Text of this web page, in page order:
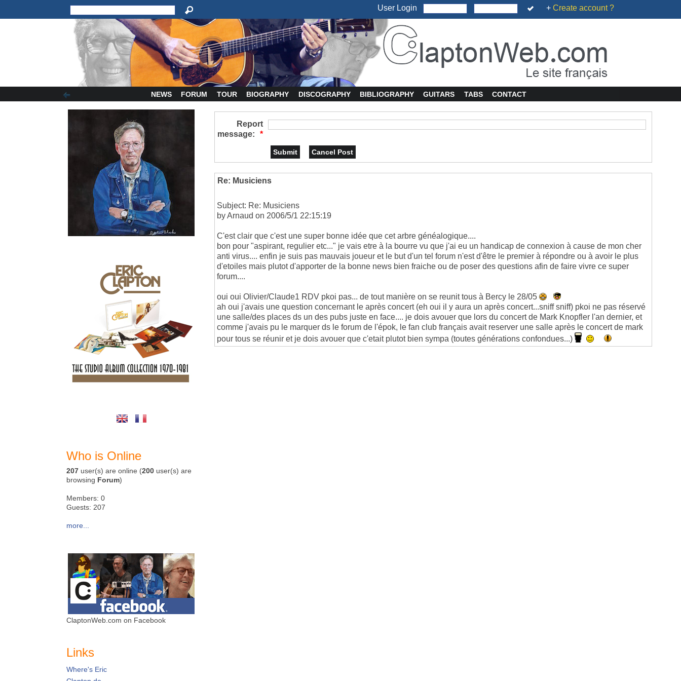
User Login + Create account ?
NEWS FORUM TOUR BIOGRAPHY DISCOGRAPHY BIBLIOGRAPHY GUITARS TABS CONTACT
Who is Online
207 user(s) are online (200 user(s) are
browsing Forum)
Members: 0
Guests: 207
more...
ClaptonWeb.com on Facebook
Links
Where's Eric
Report
message:
*
Re: Musiciens
Subject: Re: Musiciens
by Arnaud on 2006/5/1 22:15:19
C'est clair que c'est une super bonne idée que cet arbre généalogique....
bon pour "aspirant, regulier etc..." je vais etre à la bourre vu que j'ai eu un handicap de connexion à cause de mon cher
anti virus.... enfin je suis pas mauvais joueur et le but d'un tel forum n'est d'être le premier à répondre ou à avoir le plus
d'etoiles mais plutot d'apporter de la bonne news bien fraiche ou de poser des questions afin de faire vivre ce super
forum....
oui oui Olivier/Claude1 RDV pkoi pas... de tout manière on se reunit tous à Bercy le 28/05
ah oui j'avais une question concernant le après concert (eh oui il y aura un après concert...sniff sniff) pkoi ne pas réservé
une salle/des places ds un des pubs juste en face.... je dois avouer que lors du concert de Mark Knopfler l'an dernier, et
comme j'avais pu le marquer ds le forum de l'épok, le fan club français avait reserver une salle après le concert de mark
pour tous se réunir et je dois avouer que c'etait plutot bien sympa (toutes générations confondues...)